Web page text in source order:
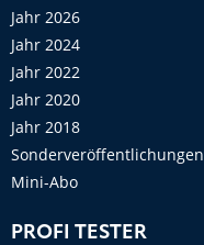
Jahr 2026
Jahr 2024
Jahr 2022
Jahr 2020
Jahr 2018
Sonderveröffentlichungen
Mini-Abo
PROFI TESTER